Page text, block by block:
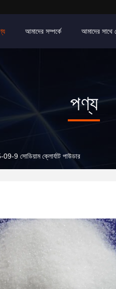
আমাদের সম্পর্কে আমাদের
পণ্য
9 সোডিয়াম ক্লোর্যাট পাউডার